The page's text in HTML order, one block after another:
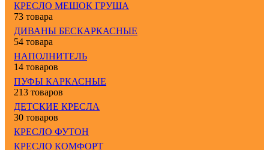
КРЕСЛО МЕШОК ГРУША
73 товара
ДИВАНЫ БЕСКАРКАСНЫЕ
54 товара
НАПОЛНИТЕЛЬ
14 товаров
ПУФЫ КАРКАСНЫЕ
213 товаров
ДЕТСКИЕ КРЕСЛА
30 товаров
КРЕСЛО ФУТОН
КРЕСЛО КОМФОРТ